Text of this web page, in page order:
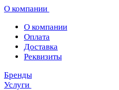
О компании
О компании
Оплата
Доставка
Реквизиты
Бренды
Услуги